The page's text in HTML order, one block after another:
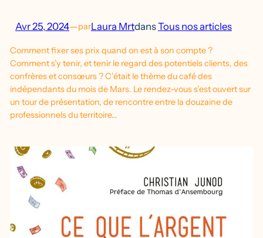
Avr 25, 2024—parLaura MrtdansTous nos articles
Comment fixer ses prix quand on est à son compte ?
Comment s’y tenir, et tenir le regard des potentiels clients, des
confrères et consœurs ? C’était le thème du café des
indépendants du mois de Mars. Le rendez-vous s’est ouvert sur
un tour de présentation, de rencontre entre la douzaine de
professionnels du territoire…